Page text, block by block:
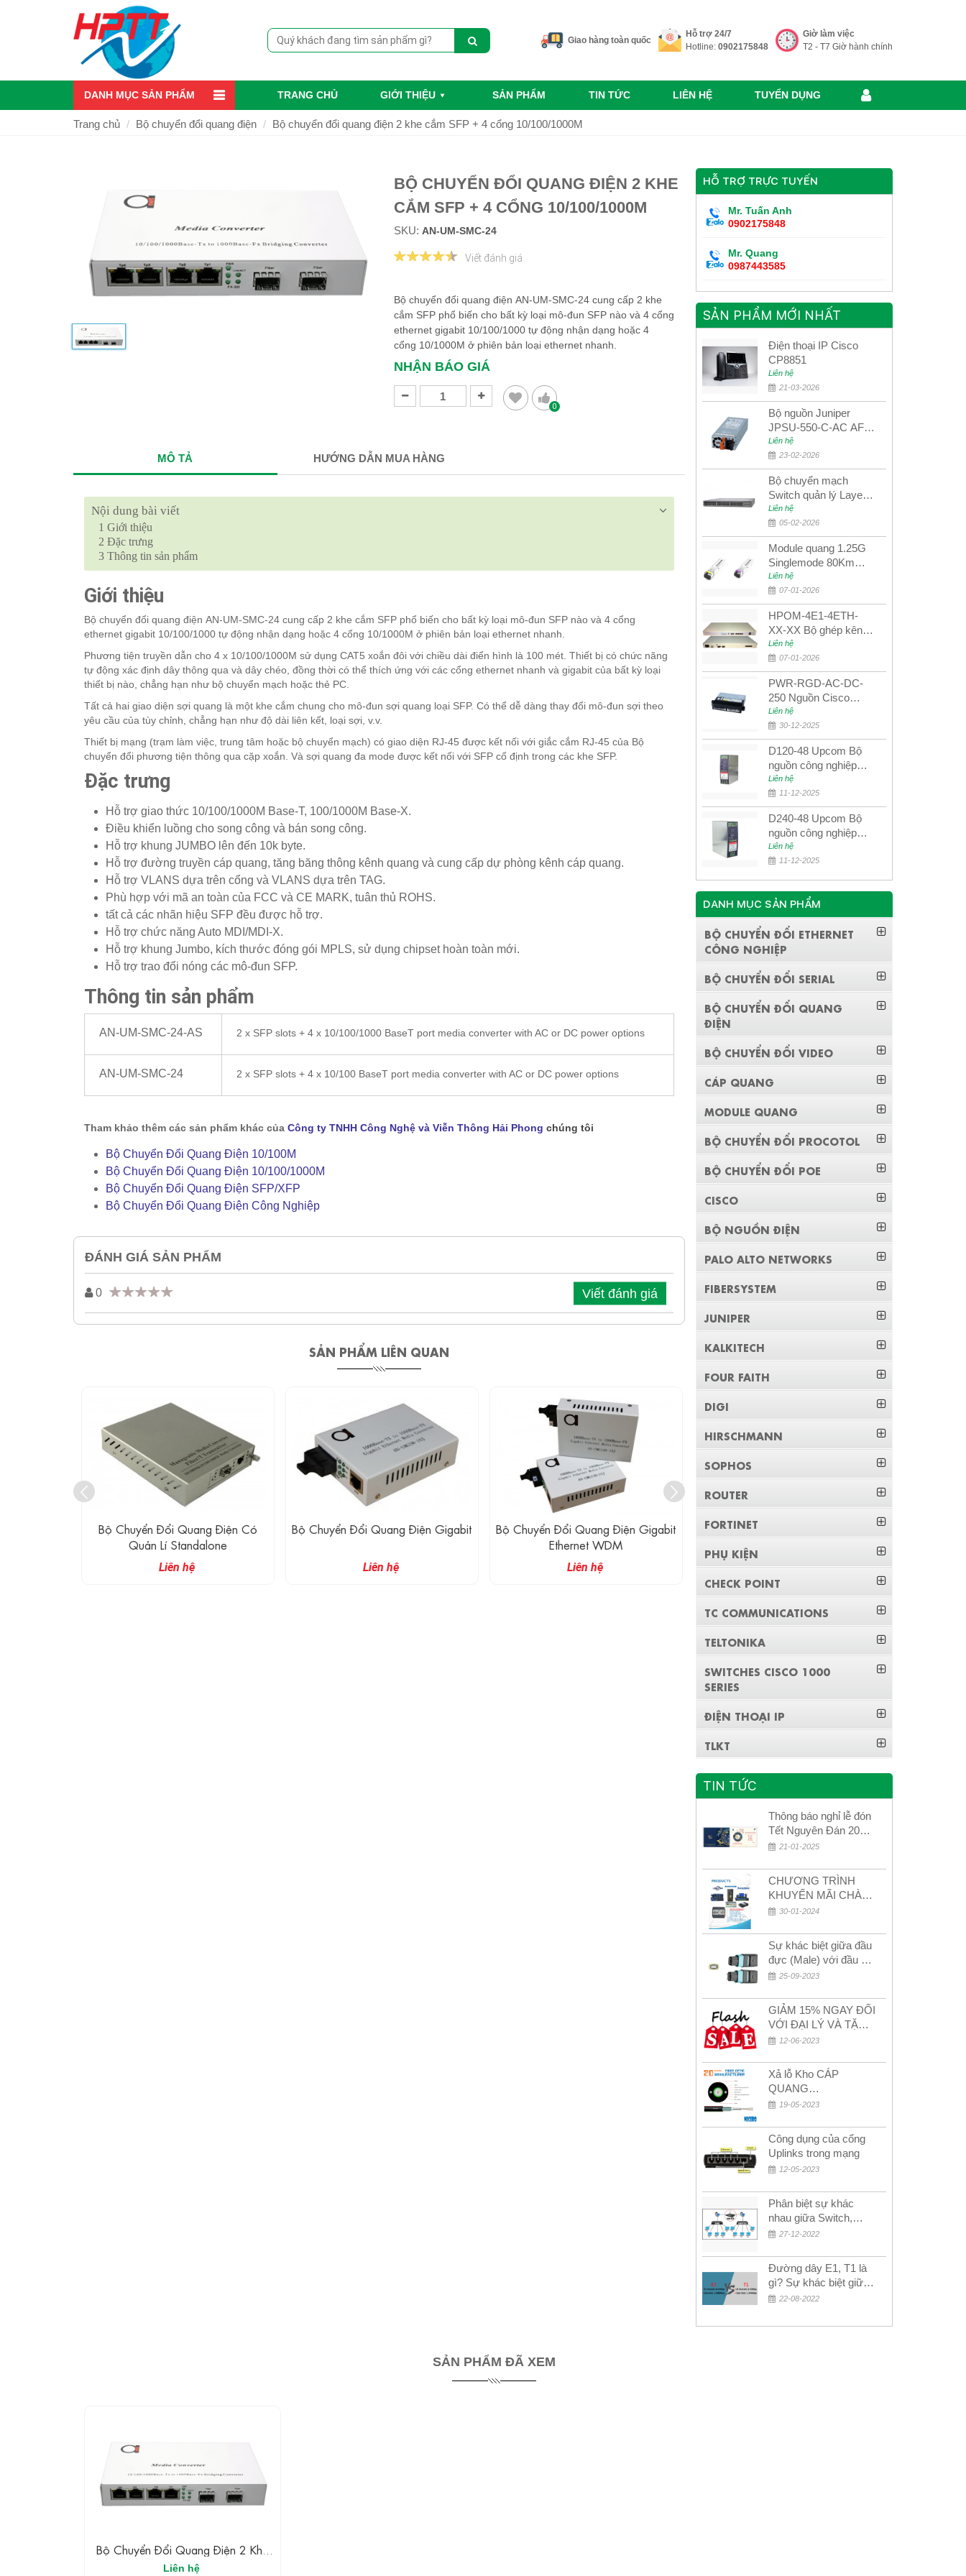
Giao hàng toàn quốc
Hỗ trợ 24/7
Hotline: 0902175848
Giờ làm việc
T2 - T7 Giờ hành chính
DANH MỤC SẢN PHẨM TRANG CHỦ GIỚI THIỆU SẢN PHẨM TIN TỨC LIÊN HỆ TUYỂN DỤNG
Trang chủ Bộ chuyển đổi quang điện Bộ chuyển đổi quang điện 2 khe cắm SFP + 4 cổng 10/100/1000M
BỘ CHUYỂN ĐỔI QUANG ĐIỆN 2 KHE
CẮM SFP + 4 CỔNG 10/100/1000M
SKU: AN-UM-SMC-24
Viết đánh giá
Bộ chuyển đổi quang điện AN-UM-SMC-24 cung cấp 2 khe
cắm SFP phổ biến cho bất kỳ loại mô-đun SFP nào và 4 cổng
ethernet gigabit 10/100/1000 tự động nhận dạng hoặc 4
cổng 10/1000M ở phiên bản loại ethernet nhanh.
NHẬN BÁO GIÁ
0
MÔ TẢ HƯỚNG DẪN MUA HÀNG
Nội dung bài viết
1 Giới thiệu
2 Đặc trưng
3 Thông tin sản phẩm
Giới thiệu
Bộ chuyển đổi quang điện AN-UM-SMC-24 cung cấp 2 khe cắm SFP phổ biến cho bất kỳ loại mô-đun SFP nào và 4 cổng
ethernet gigabit 10/100/1000 tự động nhận dạng hoặc 4 cổng 10/1000M ở phiên bản loại ethernet nhanh.
Phương tiện truyền dẫn cho 4 x 10/100/1000M sử dụng CAT5 xoắn đôi với chiều dài điển hình là 100 mét. Thiết bị có chức năng
tự động xác định dây thông qua và dây chéo, đồng thời có thể thích ứng với các cổng ethernet nhanh và gigabit của bất kỳ loại
thiết bị nào, chẳng hạn như bộ chuyển mạch hoặc thẻ PC.
Tất cả hai giao diện sợi quang là một khe cắm chung cho mô-đun sợi quang loại SFP. Có thể dễ dàng thay đổi mô-đun sợi theo
yêu cầu của tùy chỉnh, chẳng hạn như độ dài liên kết, loại sợi, v.v.
Thiết bị mạng (trạm làm việc, trung tâm hoặc bộ chuyển mạch) có giao diện RJ-45 được kết nối với giắc cắm RJ-45 của Bộ
chuyển đổi phương tiện thông qua cặp xoắn. Và sợi quang đa mode được kết nối với SFP cố định trong các khe SFP.
Đặc trưng
Hỗ trợ giao thức 10/100/1000M Base-T, 100/1000M Base-X.
Điều khiển luồng cho song công và bán song công.
Hỗ trợ khung JUMBO lên đến 10k byte.
Hỗ trợ đường truyền cáp quang, tăng băng thông kênh quang và cung cấp dự phòng kênh cáp quang.
Hỗ trợ VLANS dựa trên cổng và VLANS dựa trên TAG.
Phù hợp với mã an toàn của FCC và CE MARK, tuân thủ ROHS.
tất cả các nhãn hiệu SFP đều được hỗ trợ.
Hỗ trợ chức năng Auto MDI/MDI-X.
Hỗ trợ khung Jumbo, kích thước đóng gói MPLS, sử dụng chipset hoàn toàn mới.
Hỗ trợ trao đổi nóng các mô-đun SFP.
Thông tin sản phẩm
AN-UM-SMC-24-AS 2 x SFP slots + 4 x 10/100/1000 BaseT port media converter with AC or DC power options
AN-UM-SMC-24 2 x SFP slots + 4 x 10/100 BaseT port media converter with AC or DC power options
Tham khảo thêm các sản phẩm khác của Công ty TNHH Công Nghệ và Viễn Thông Hải Phong chúng tôi
Bộ Chuyển Đổi Quang Điện 10/100M
Bộ Chuyển Đổi Quang Điện 10/100/1000M
Bộ Chuyển Đổi Quang Điện SFP/XFP
Bộ Chuyển Đổi Quang Điện Công Nghiệp
ĐÁNH GIÁ SẢN PHẨM
0 Viết đánh giá
SẢN PHẨM LIÊN QUAN
Bộ Chuyển Đổi Quang Điện Có
Quản Lí Standalone
Liên hệ
Bộ Chuyển Đổi Quang Điện Gigabit
Liên hệ
Bộ Chuyển Đổi Quang Điện Gigabit
Ethernet WDM
Liên hệ
RACK2000C 3ONEDATA Rack
Chuyển Đổi Cho Bộ Chuyển Đổi
Quang Điện 16 Slot
Liên hệ
HỖ TRỢ TRỰC TUYẾN
Mr. Tuấn Anh
0902175848
Mr. Quang
0987443585
SẢN PHẨM MỚI NHẤT
Điện thoại IP Cisco
CP8851
Liên hệ
21-03-2026
Bộ nguồn Juniper
JPSU-550-C-AC AFO
nguồn AC công suất
550W dùng cho dòng
switch Juniper
Networks EX4400
Liên hệ
23-02-2026
Bộ chuyển mạch
Switch quản lý Layer 3
Juniper QFX5100-48S
Liên hệ
05-02-2026
Module quang 1.25G
Singlemode 80Km
UPCOM MWS-12-45-
80AD/MWS-12-54-
80BD
Liên hệ
07-01-2026
HPOM-4E1-4ETH-
XX-XX Bộ ghép kênh
quang quản lý SDH
4E1+4ETH+RS232
Liên hệ
07-01-2026
PWR-RGD-AC-DC-
250 Nguồn Cisco
Industrial 250W
PoE/PoE+
Liên hệ
30-12-2025
D120-48 Upcom Bộ
nguồn công nghiệp
đầu ra đơn 120W
48VDC
Liên hệ
11-12-2025
D240-48 Upcom Bộ
nguồn công nghiệp
đầu ra đơn 240W
48VDC
Liên hệ
11-12-2025
DANH MỤC SẢN PHẨM
BỘ CHUYỂN ĐỔI ETHERNET
CÔNG NGHIỆP
BỘ CHUYỂN ĐỔI SERIAL
BỘ CHUYỂN ĐỔI QUANG
ĐIỆN
BỘ CHUYỂN ĐỔI VIDEO
CÁP QUANG
MODULE QUANG
BỘ CHUYỂN ĐỔI PROCOTOL
BỘ CHUYỂN ĐỔI POE
CISCO
BỘ NGUỒN ĐIỆN
PALO ALTO NETWORKS
FIBERSYSTEM
JUNIPER
KALKITECH
FOUR FAITH
DIGI
HIRSCHMANN
SOPHOS
ROUTER
FORTINET
PHỤ KIỆN
CHECK POINT
TC COMMUNICATIONS
TELTONIKA
SWITCHES CISCO 1000
SERIES
ĐIỆN THOẠI IP
TLKT
TIN TỨC
Thông báo nghỉ lễ đón
Tết Nguyên Đán 2026
– Xuân Bính Ngọ!
21-01-2025
CHƯƠNG TRÌNH
KHUYẾN MÃI CHÀO
MỪNG NĂM MỚI
30-01-2024
Sự khác biệt giữa đầu
đực (Male) với đầu cái
(Female) trong bộ đầu
25-09-2023
GIẢM 15% NGAY ĐỐI
VỚI ĐẠI LÝ VÀ TẶNG
QUÀ KHÁCH HÀNG
12-06-2023
Xả lỗ Kho CÁP
QUANG
MULTIMODE CÁP
MULTIMODE 4-8-12-
24Fo SỢI OM1-OM2-
OM3 Siêu Rẻ 5k
19-05-2023
Công dụng của cổng
Uplinks trong mạng
12-05-2023
Phân biệt sự khác
nhau giữa Switch,
Router và Hub
27-12-2022
Đường dây E1, T1 là
gì? Sự khác biệt giữa
E1 và T1
22-08-2022
SẢN PHẨM ĐÃ XEM
Bộ Chuyển Đổi Quang Điện 2 Khe
Cắm SFP + 4 Cổng
Liên hệ